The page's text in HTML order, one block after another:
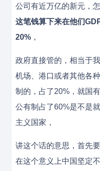
公司有近万亿的新元，
这笔钱算下来在他们
20% ，
政府直接管的，相当于
机场、港口或者其他各
制的，占了20%，就国
公有制占了60%是不是
主义国家，
讲这个话的意思，首先
在这个意义上中国坚定